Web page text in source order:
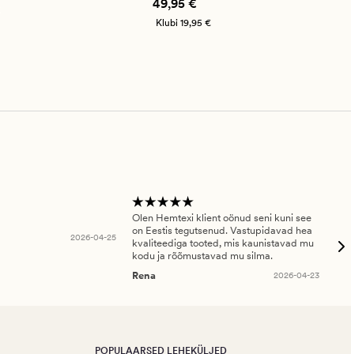
49,95 €
Klubi 19,95 €
2026-04-25
Olen Hemtexi klient oönud seni kuni see
on Eestis tegutsenud. Vastupidavad hea
kvaliteediga tooted, mis kaunistavad mu
kodu ja rõõmustavad mu silma.
Rena
2026-04-23
POPULAARSED LEHEKÜLJED